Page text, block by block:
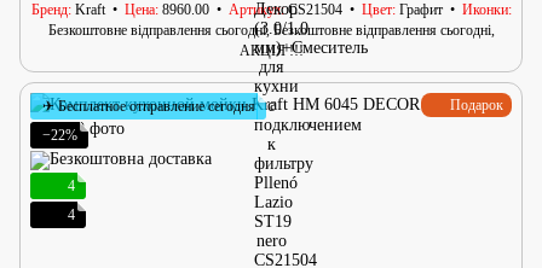
Бренд Kraft Цена 8960.00 Артикул CS21504 Цвет Графит
Иконки
Безкоштовне відправлення сьогодні, Безкоштовне відправлення сьогодні,
АКЦІЯ !!!
Подарок
✈ Бесплатное отправление сегодня
−22%
4
4